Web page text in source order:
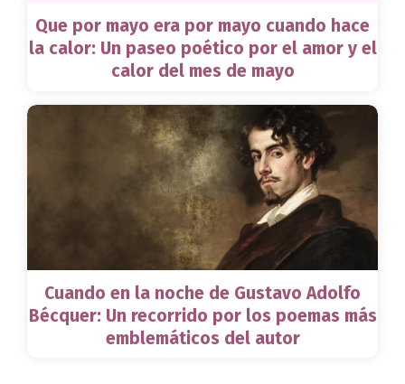
Que por mayo era por mayo cuando hace
la calor: Un paseo poético por el amor y el
calor del mes de mayo
Cuando en la noche de Gustavo Adolfo
Bécquer: Un recorrido por los poemas más
emblemáticos del autor